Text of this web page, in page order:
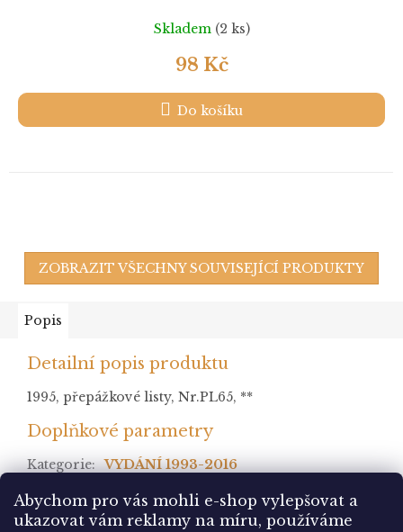
Abychom pro vás mohli e-shop vylepšovat a
ukazovat vám reklamy na míru, používáme
Skladem (2 ks)
98 Kč
Do košíku
ZOBRAZIT VŠECHNY SOUVISEJÍCÍ PRODUKTY
Popis
Detailní popis produktu
1995, přepážkové listy, Nr.PL65, **
Doplňkové parametry
Kategorie: VYDÁNÍ 1993-2016